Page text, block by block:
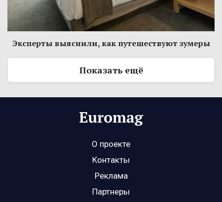
Эксперты выяснили, как путешествуют зумеры
Показать ещё
О проекте
Контакты
Реклама
Партнеры